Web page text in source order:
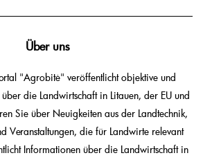
Über uns
"Agrobitė" veröffentlicht objektive und
die Landwirtschaft in Litauen, der EU und
Sie über Neuigkeiten aus der Landtechnik,
Veranstaltungen, die für Landwirte relevant
Informationen über die Landwirtschaft in